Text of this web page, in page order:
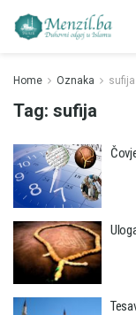
Home Oznaka sufija
Tag: sufija